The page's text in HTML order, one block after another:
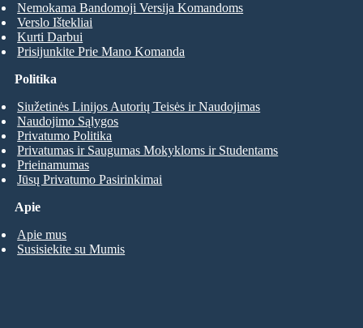
Nemokama Bandomoji Versija Komandoms
Verslo Ištekliai
Kurti Darbui
Prisijunkite Prie Mano Komanda
Apie
Apie mus
Susisiekite su Mumis
Politika
Siužetinės Linijos Autorių Teisės ir Naudojimas
Naudojimo Sąlygos
Privatumo Politika
Privatumas ir Saugumas Mokykloms ir Studentams
Prieinamumas
Jūsų Privatumo Pasirinkimai